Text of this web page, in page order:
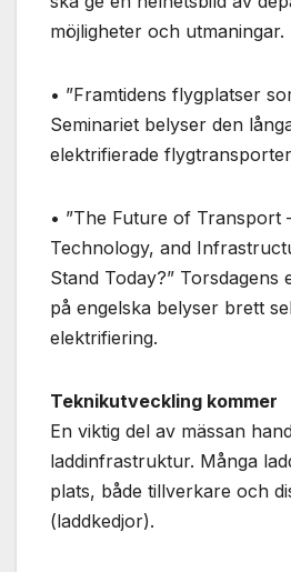
möjligheter och utmaningar.
• ”Framtidens flygplatser
Seminariet belyser den
elektrifierade
• ”The Future of Transport
Technology, and
Stand Today?” Torsdagens
på engelska belyser brett
elektrifiering.
Teknikutveckling kommer
En viktig del av mässan
laddinfrastruktur. Många
plats, både tillverkare och
(laddkedjor).